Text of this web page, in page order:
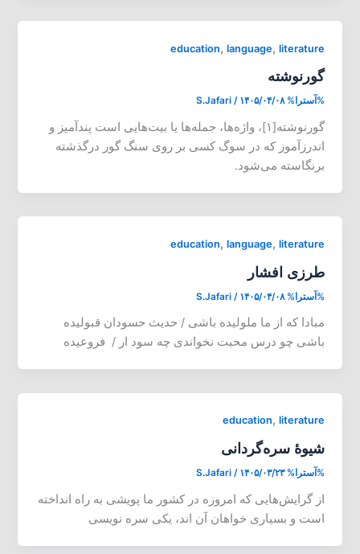
education, language, literature
گورنوشته
%آسترا% S.Jafari / ۱۴۰۵/۰۴/۰۸
گورنوشته[۱]، واژه‌ها، جمله‌ها یا بیت‌هایی است پند‌آمیز و
اندرزآموز که در سوگ کسی بر روی سنگ گور درگذشته
برنگاسته می‌شود.
education, language, literature
طرزی افشار
%آسترا% S.Jafari / ۱۴۰۵/۰۴/۰۸
مبادا که از ما ملولیده باشی / حدیث حسودان قبولیده
باشی چو درس محبت نخواندی چه سود ار / فروعیده
education, literature
شیوۀ سره‌گردانی
%آسترا% S.Jafari / ۱۴۰۵/۰۳/۲۳
از گرایش‌هایی که امروزه در کشور ما پویشی به راه انداخته
است و بسیاری خواهان آن اند، یکی سره نویسی